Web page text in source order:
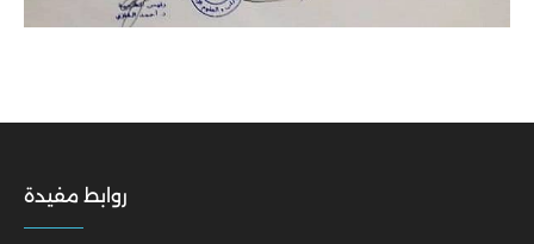
روابط مفيدة